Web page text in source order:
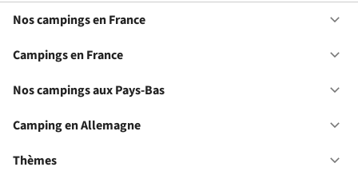
Nos campings en France
Campings en France
Nos campings aux Pays-Bas
Camping en Allemagne
Thèmes